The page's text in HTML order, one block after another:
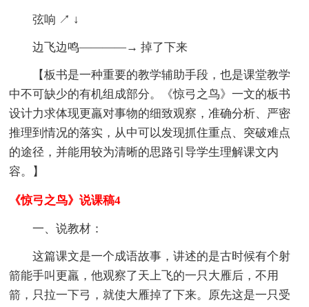
弦响 ↗ ↓
边飞边鸣————→ 掉了下来
【板书是一种重要的教学辅助手段，也是课堂教学
中不可缺少的有机组成部分。《惊弓之鸟》一文的板书
设计力求体现更羸对事物的细致观察，准确分析、严密
推理到情况的落实，从中可以发现抓住重点、突破难点
的途径，并能用较为清晰的思路引导学生理解课文内
容。】
《惊弓之鸟》说课稿4
一、说教材：
这篇课文是一个成语故事，讲述的是古时候有个射
箭能手叫更羸，他观察了天上飞的一只大雁后，不用
箭，只拉一下弓，就使大雁掉了下来。原先这是一只受